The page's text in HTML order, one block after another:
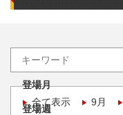
登場月
全て表示
9月
登場週